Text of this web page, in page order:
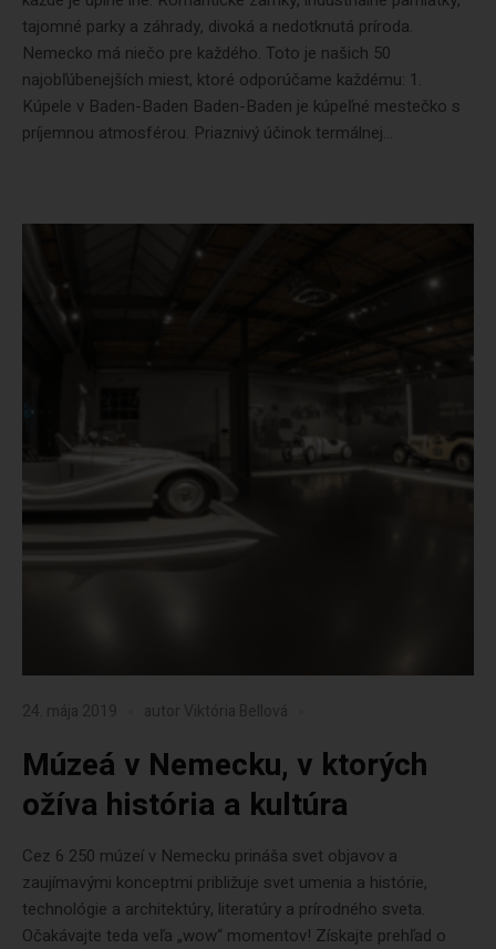
tajomné parky a záhrady, divoká a nedotknutá príroda.
Nemecko má niečo pre každého. Toto je našich 50
najobľúbenejších miest, ktoré odporúčame každému: 1.
Kúpele v Baden-Baden Baden-Baden je kúpeľné mestečko s
príjemnou atmosférou. Priaznivý účinok termálnej...
24. mája 2019 autor Viktória Bellová
Múzeá v Nemecku, v ktorých
ožíva história a kultúra
Cez 6 250 múzeí v Nemecku prináša svet objavov a
zaujímavými konceptmi približuje svet umenia a histórie,
technológie a architektúry, literatúry a prírodného sveta.
Očakávajte teda veľa „wow“ momentov! Získajte prehľad o